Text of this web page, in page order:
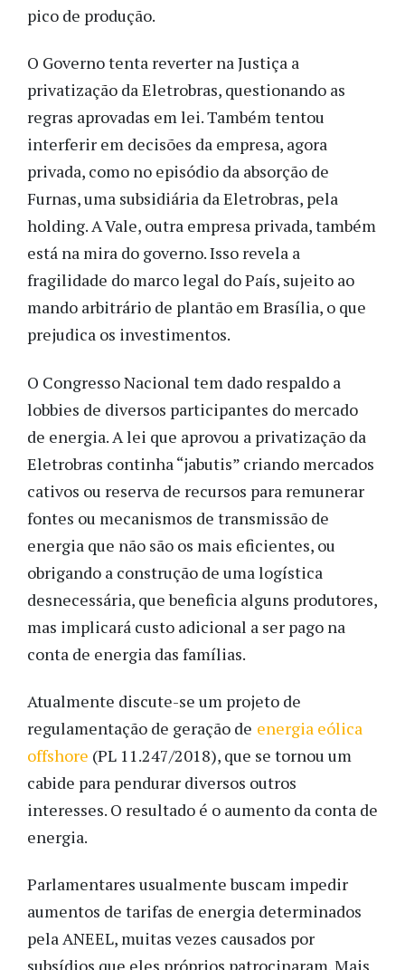
pico de produção.
O Governo tenta reverter na Justiça a
privatização da Eletrobras, questionando as
regras aprovadas em lei. Também tentou
interferir em decisões da empresa, agora
privada, como no episódio da absorção de
Furnas, uma subsidiária da Eletrobras, pela
holding. A Vale, outra empresa privada, também
está na mira do governo. Isso revela a
fragilidade do marco legal do País, sujeito ao
mando arbitrário de plantão em Brasília, o que
prejudica os investimentos.
O Congresso Nacional tem dado respaldo a
lobbies de diversos participantes do mercado
de energia. A lei que aprovou a privatização da
Eletrobras continha “jabutis” criando mercados
cativos ou reserva de recursos para remunerar
fontes ou mecanismos de transmissão de
energia que não são os mais eficientes, ou
obrigando a construção de uma logística
desnecessária, que beneficia alguns produtores,
mas implicará custo adicional a ser pago na
conta de energia das famílias.
Atualmente discute-se um projeto de
regulamentação de geração de energia eólica
offshore (PL 11.247/2018), que se tornou um
cabide para pendurar diversos outros
interesses. O resultado é o aumento da conta de
energia.
Parlamentares usualmente buscam impedir
aumentos de tarifas de energia determinados
pela ANEEL, muitas vezes causados por